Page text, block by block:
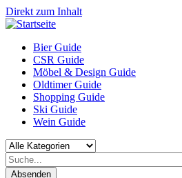
Direkt zum Inhalt
Bier Guide
CSR Guide
Möbel & Design Guide
Oldtimer Guide
Shopping Guide
Ski Guide
Wein Guide
Absenden